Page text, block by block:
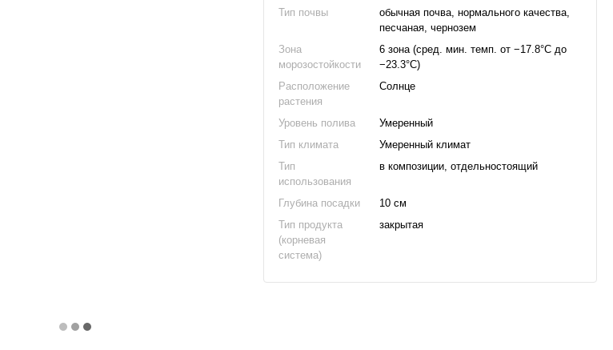
Тип почвы
обычная почва, нормального качества,
песчаная, чернозем
Зона
морозостойкости
6 зона (сред. мин. темп. от −17.8°C до
−23.3°C)
Расположение
растения
Солнце
Уровень полива
Умеренный
Тип климата
Умеренный климат
Тип
использования
в композиции, отдельностоящий
Глубина посадки
10 см
Тип продукта
(корневая
система)
закрытая